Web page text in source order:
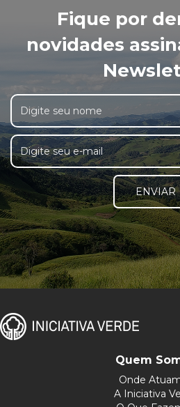
Fique por
novidades
ENVIAR
Quem
Onde
A Iniciativa